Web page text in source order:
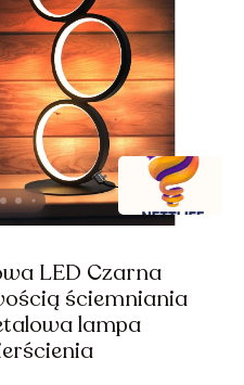
LED Czarna
ściemniania
lampa